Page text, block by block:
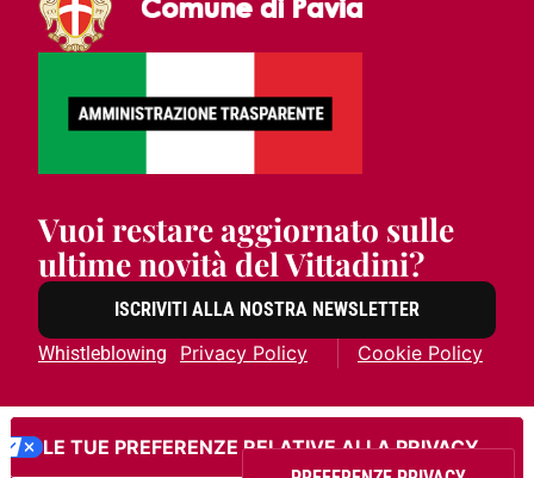
Vuoi restare aggiornato sulle
ultime novità del Vittadini?
ISCRIVITI ALLA NOSTRA NEWSLETTER
Whistleblowing
Privacy Policy Cookie Policy
LE TUE PREFERENZE RELATIVE ALLA PRIVACY